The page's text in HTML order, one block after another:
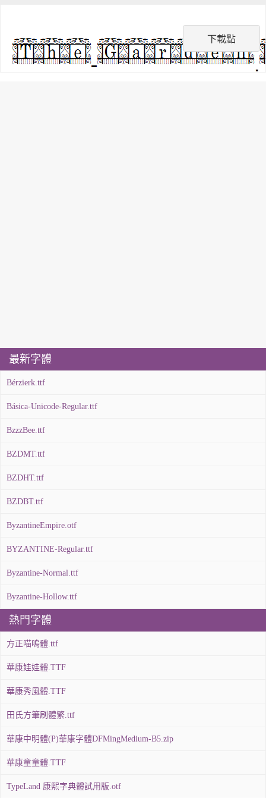
下載點
最新字體
Bérzierk.ttf
Básica-Unicode-Regular.ttf
BzzzBee.ttf
BZDMT.ttf
BZDHT.ttf
BZDBT.ttf
ByzantineEmpire.otf
BYZANTINE-Regular.ttf
Byzantine-Normal.ttf
Byzantine-Hollow.ttf
熱門字體
方正喵嗚體.ttf
華康娃娃體.TTF
華康秀風體.TTF
田氏方筆刷體繁.ttf
華康中明體(P)華康字體DFMingMedium-B5.zip
華康童童體.TTF
TypeLand 康熙字典體試用版.otf